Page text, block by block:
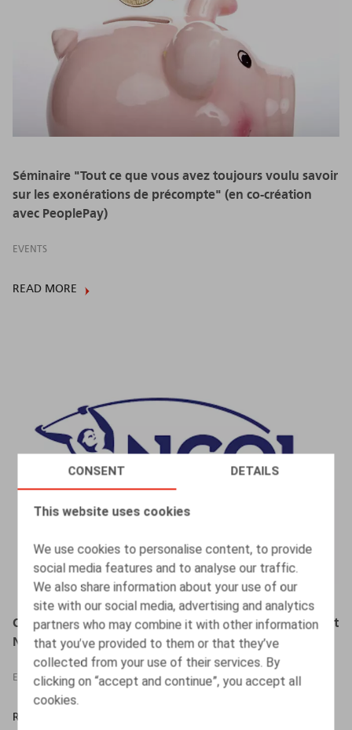
CONSENT DETAILS
This website uses cookies
We use cookies to personalise content, to provide
social media features and to analyse our traffic.
We also share information about your use of our
site with our social media, advertising and analytics
partners who may combine it with other information
that you’ve provided to them or that they’ve
collected from your use of their services. By
clicking on “accept and continue”, you accept all
cookies.
Séminaire "Tout ce que vous avez toujours voulu savoir
sur les exonérations de précompte" (en co-création
avec PeoplePay)
EVENTS
READ MORE
Opleiding 'Actualia ontslagrecht' (in samenwerking met
NCOI Learning)
EVENTS
READ MORE